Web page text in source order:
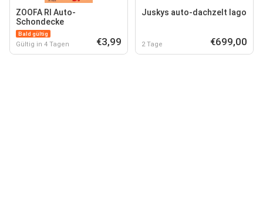
ZOOFA RI Auto-
Schondecke
Bald gültig
Gültig in 4 Tagen €3,99
Juskys auto-dachzelt lago
2 Tage €699,00